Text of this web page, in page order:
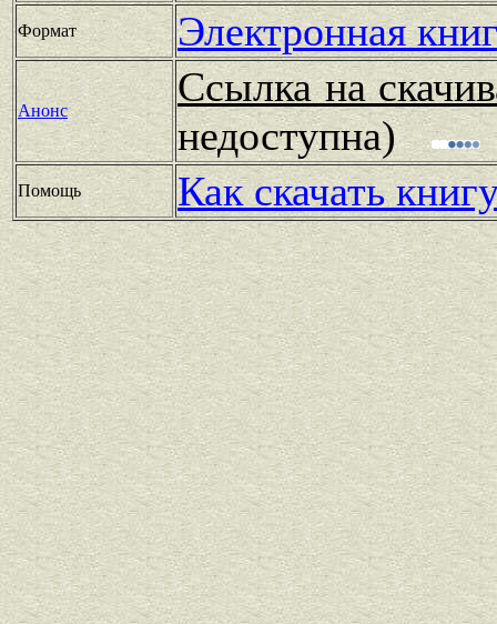
Формат Электронная
Анонс
Ссылка на
недоступна)
Помощь Как скачать